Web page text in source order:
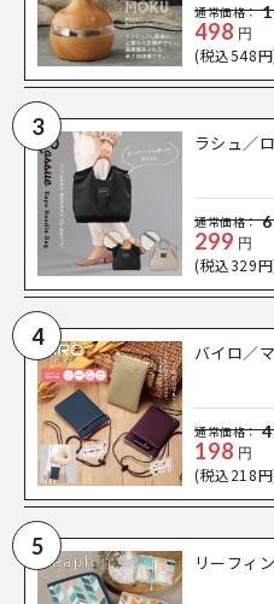
通常価格：
498 円
(税込548
3
ラシュ／
通常価格：
299 円
(税込329
4
バイロ／
通常価格：
198 円
(税込218
5
リーフィ